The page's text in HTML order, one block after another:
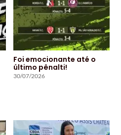
Foi emocionante até o
último pênalti!
30/07/2026